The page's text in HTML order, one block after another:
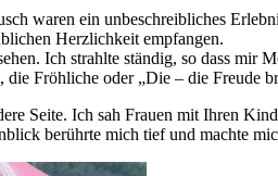
waren ein unbeschreibliches
Herzlichkeit empfangen.
Ich strahlte ständig, so dass mir
die Fröhliche oder „Die – die Freude
Seite. Ich sah Frauen mit Ihren
berührte mich tief und machte